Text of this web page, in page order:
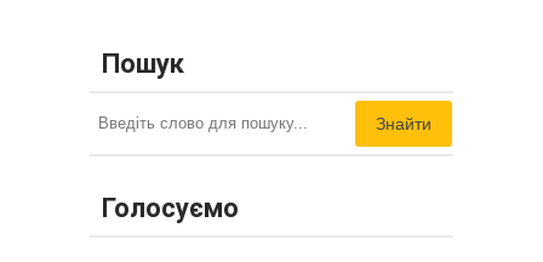
Пошук
Знайти
Голосуємо